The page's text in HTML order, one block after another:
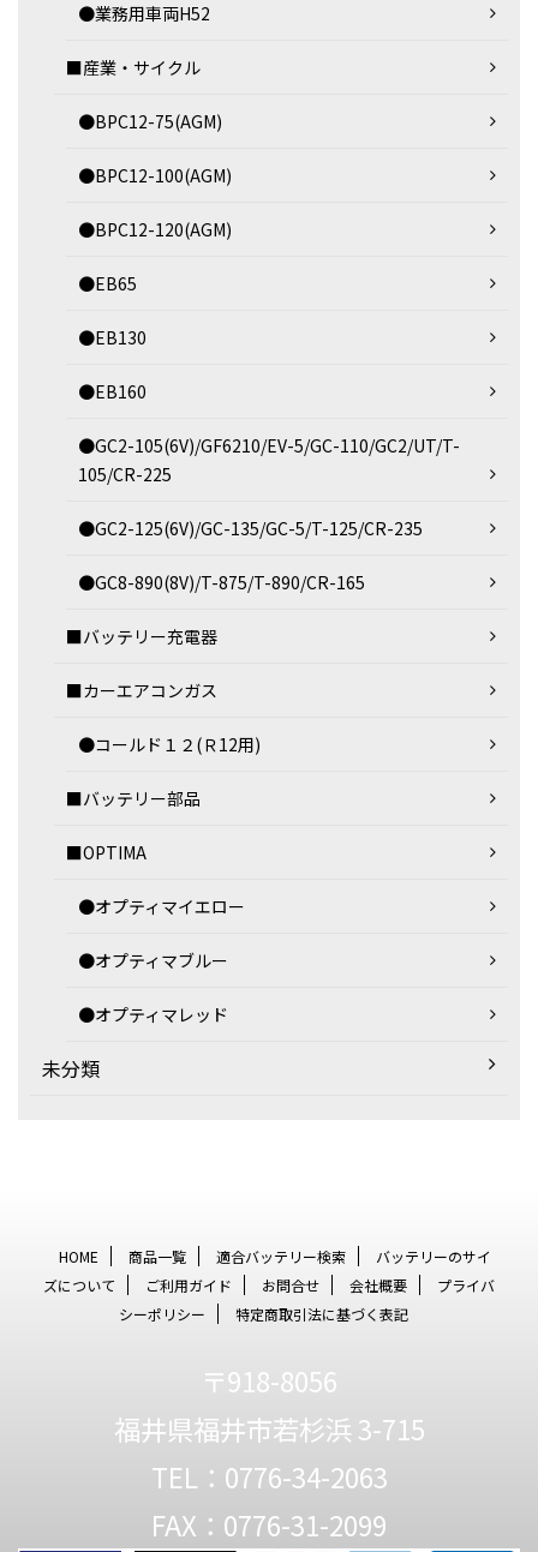
●業務用車両H52
■産業・サイクル
●BPC12-75(AGM)
●BPC12-100(AGM)
●BPC12-120(AGM)
●EB65
●EB130
●EB160
●GC2-105(6V)/GF6210/EV-5/GC-110/GC2/UT/T-
105/CR-225
●GC2-125(6V)/GC-135/GC-5/T-125/CR-235
●GC8-890(8V)/T-875/T-890/CR-165
■バッテリー充電器
■カーエアコンガス
●コールド１２(Ｒ12用)
■バッテリー部品
■OPTIMA
●オプティマイエロー
●オプティマブルー
●オプティマレッド
未分類
HOME 商品一覧 適合バッテリー検索
バッテリーのサイ
ズについて
ご利用ガイド お問合せ 会社概要
プライバ
シーポリシー
特定商取引法に基づく表記
〒918-8056
福井県福井市若杉浜 3-715
TEL：0776-34-2063
FAX：0776-31-2099